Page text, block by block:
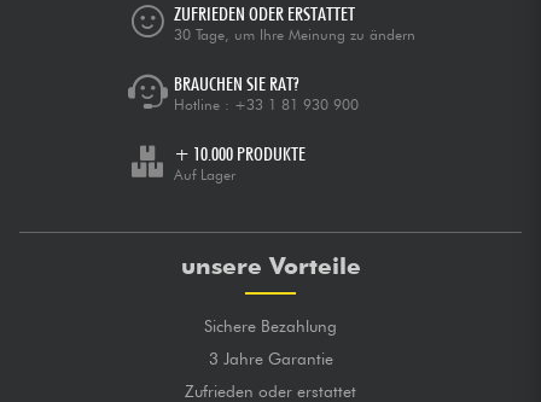
ZUFRIEDEN ODER ERSTATTET
30 Tage, um Ihre Meinung zu ändern
BRAUCHEN SIE RAT?
Hotline : +33 1 81 930 900
+ 10.000 PRODUKTE
Auf Lager
unsere Vorteile
Sichere Bezahlung
3 Jahre Garantie
Zufrieden oder erstattet